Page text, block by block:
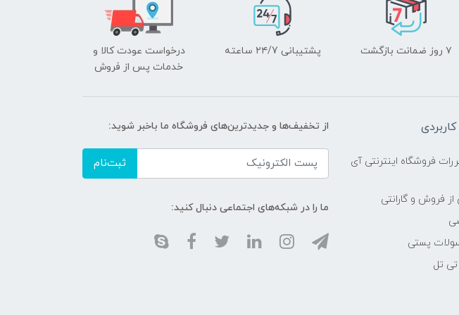
۷ روز ضمانت بازگشت پشتیبانی ۲۴/7 ساعته
درخواست عودت کالا و
خدمات پس از فروش
فروشگاه اینترنتی آی
فروش و گارانتی
پستی
تل
از تخفیف‌ها و جدیدترین‌های فروشگاه ما باخبر شوید:
ثبت‌نام
ما را در شبکه‌های اجتماعی دنبال کنید: